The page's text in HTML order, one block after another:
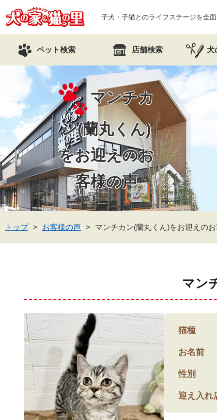
子犬・子猫とのライフステージを全
ペット検索 店舗検索 犬
マンチカ
ン(蘭丸くん)
をお迎えのお
客様の声
トップ お客様の声 マンチカン(蘭丸くん)をお迎えの
マン
猫種
お名前
性別
迎え入れ